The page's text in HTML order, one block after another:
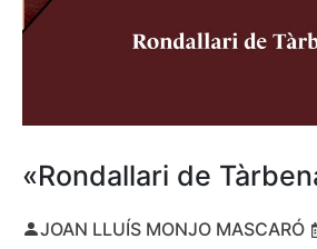
«Rondallari de
JOAN LLUÍS MONJO MASCARÓ